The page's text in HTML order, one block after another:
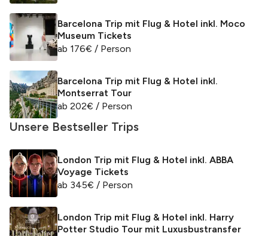
Barcelona Trip mit Flug & Hotel inkl. Moco
Museum Tickets
ab 176€ / Person
Barcelona Trip mit Flug & Hotel inkl.
Montserrat Tour
ab 202€ / Person
Unsere Bestseller Trips
London Trip mit Flug & Hotel inkl. ABBA
Voyage Tickets
ab 345€ / Person
London Trip mit Flug & Hotel inkl. Harry
Potter Studio Tour mit Luxusbustransfer